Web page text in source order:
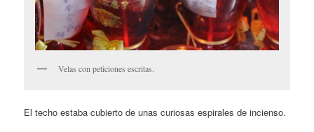
Velas con peticiones escritas.
El techo estaba cubierto de unas curiosas espirales de incienso.